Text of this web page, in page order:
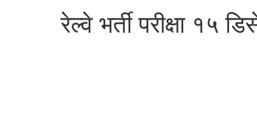
रेल्वे भर्ती परीक्षा १५